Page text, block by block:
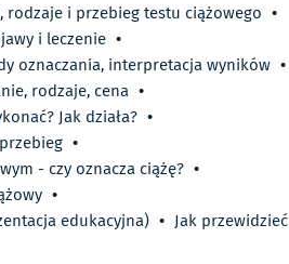
rodzaje i przebieg testu ciążowego •
i leczenie •
oznaczania, interpretacja wyników •
rodzaje, cena •
Jak działa? •
•
- czy oznacza ciążę? •
•
edukacyjna) • Jak